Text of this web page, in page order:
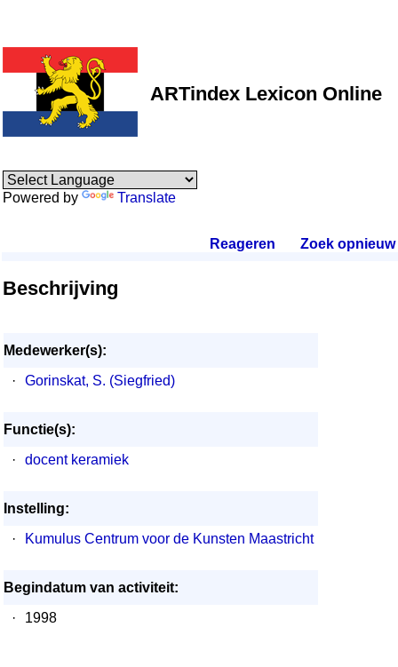
ARTindex Lexicon Online
Powered by Translate
Reageren Zoek opnieuw.
Beschrijving
Medewerker(s):
·
Gorinskat, S. (Siegfried)
Functie(s):
·
docent keramiek
Instelling:
·
Kumulus Centrum voor de Kunsten Maastricht
Begindatum van activiteit:
·
1998